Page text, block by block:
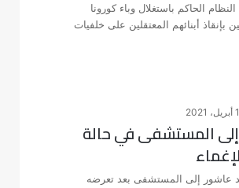
الحاكم باستغلال وباء كورونا
بإنقاذ أبنائهم المعتقلين على خلفيات
المستشفى في حالة
عاشور إلى المستشفى بعد تعرضه